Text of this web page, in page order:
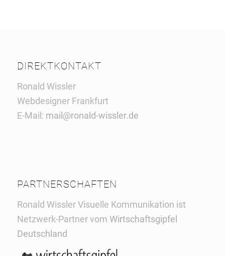
DIREKTKONTAKT
Ronald Wissler
Webdesigner Frankfurt
E-Mail: mail@ronald-wissler.de
PARTNERSCHAFTEN
Ronald Wissler Visuelle Kommunikation ist
Netzwerk-Partner vom Wirtschaftsgipfel
Deutschland